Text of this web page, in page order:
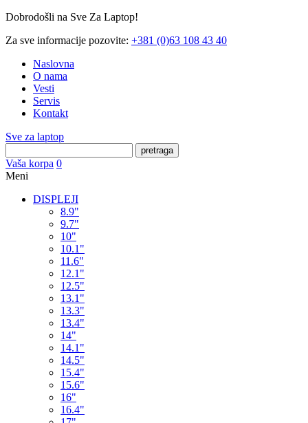
Dobrodošli na Sve Za Laptop!
Za sve informacije pozovite: +381 (0)63 108 43 40
Naslovna
O nama
Vesti
Servis
Kontakt
Sve za laptop
pretraga
Vaša korpa 0
Meni
DISPLEJI
8.9"
9.7"
10"
10.1"
11.6"
12.1"
12.5"
13.1"
13.3"
13.4"
14"
14.1"
14.5"
15.4"
15.6"
16"
16.4"